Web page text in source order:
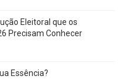
Eleitoral que os
Precisam Conhecer
Essência?